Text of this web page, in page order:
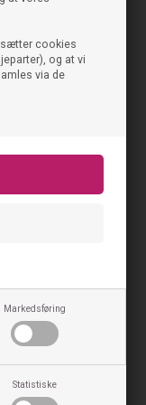
sætter cookies
og at vi
via de
Markedsføring
Statistiske
fungerer. Når
er det vigtigt, at de
på.
at skabe et varmt og
hjælper med at
at beskytte mod kulde
skolegården,